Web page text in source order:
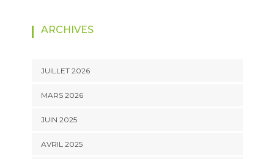
ARCHIVES
JUILLET 2026
MARS 2026
JUIN 2025
AVRIL 2025